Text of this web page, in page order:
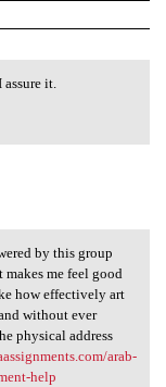
it.
by this group
me feel good
how effectively art
without ever
physical address
arab-
help